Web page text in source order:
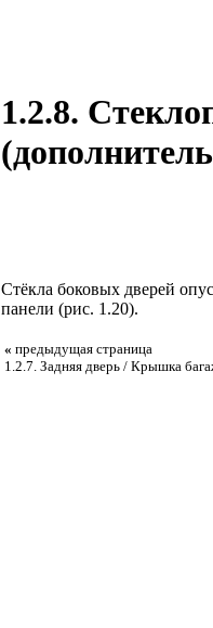
1.2.8.
Стёкла боковых дверей
панели (рис. 1.20).
« предыдущая страница
1.2.7. Задняя дверь / Крышка